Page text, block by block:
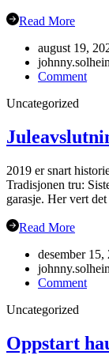
Read More
august 19,
Commenton
Uncategorized
2019 er snart
Tradisjonen tru:
garasje. Her vert
Read More
desember 15,
Commenton
Uncategorized
Oppstart